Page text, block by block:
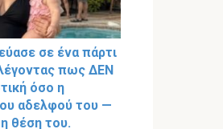
σε ένα πάρτι
πως ΔΕΝ
όσο η
αδελφού του —
θέση του.